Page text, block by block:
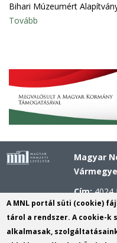
Bihari Múzeumért
Tovább
Magyar
Cím:4024
Telefon:
503 297
Mobil:+36
A MNL portál süti (cookie)
tárol a rendszer. A cookie-k
alkalmasak,